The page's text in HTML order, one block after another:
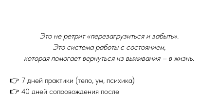
Это не ретрит «перезагрузиться и забыть».
Это система работы с состоянием,
которая помогает вернуться из выживания – в жизнь.
👉 7 дней практики (тело, ум, психика)
👉 40 дней сопровождения после